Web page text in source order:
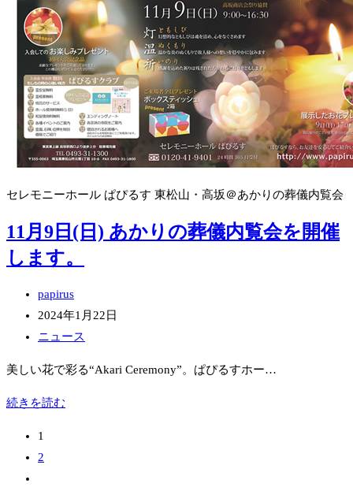
内
覧
会」
を
開
催
し
ま
セレモニーホール ぱぴるす 東松山・高坂＠あかりの葬儀内覧会
11月9日(日) あかりの葬儀内覧会を開催
します。
投
稿
者:
papirus
投
稿
開
日:
2024年1月22日
投
カ
テ
リ
ー:
ニュース
美しい花で彩る“Akari Ceremony”。ぱぴるすホー…
続きを読む
1
2